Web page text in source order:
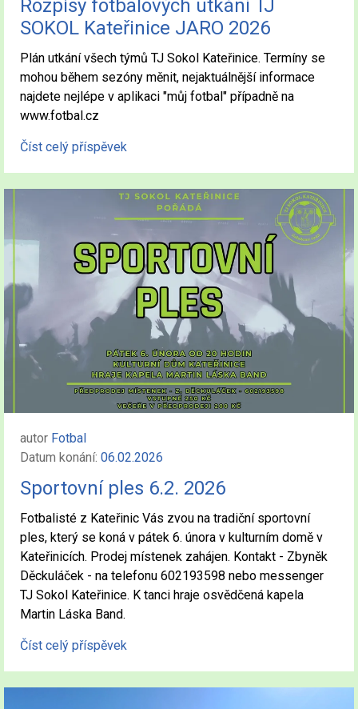
Rozpisy fotbalových utkání TJ
SOKOL Kateřinice JARO 2026
Plán utkání všech týmů TJ Sokol Kateřinice. Termíny se
mohou během sezóny měnit, nejaktuálnější informace
najdete nejlépe v aplikaci "můj fotbal" případně na
www.fotbal.cz
Číst celý příspěvek
autor Fotbal
Datum konání: 06.02.2026
Sportovní ples 6.2. 2026
Fotbalisté z Kateřinic Vás zvou na tradiční sportovní
ples, který se koná v pátek 6. února v kulturním domě v
Kateřinicích. Prodej místenek zahájen. Kontakt - Zbyněk
Děckuláček - na telefonu 602193598 nebo messenger
TJ Sokol Kateřinice. K tanci hraje osvědčená kapela
Martin Láska Band.
Číst celý příspěvek